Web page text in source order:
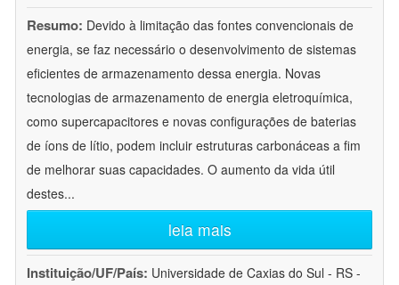
Resumo: Devido à limitação das fontes convencionais de
energia, se faz necessário o desenvolvimento de sistemas
eficientes de armazenamento dessa energia. Novas
tecnologias de armazenamento de energia eletroquímica,
como supercapacitores e novas configurações de baterias
de íons de lítio, podem incluir estruturas carbonáceas a fim
de melhorar suas capacidades. O aumento da vida útil
destes...
leia mais
Instituição/UF/País: Universidade de Caxias do Sul - RS -